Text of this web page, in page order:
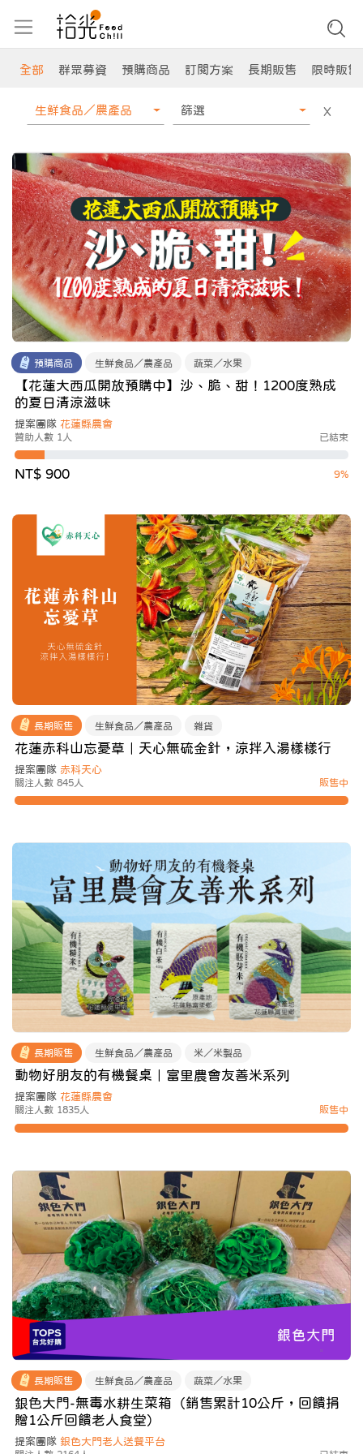
全部 群眾募資 預購商品 訂閱方案 長期販售 限時販售
生鮮食品／農產品 篩選 X
預購商品 生鮮食品／農產品 蔬菜／水果
【花蓮大西瓜開放預購中】沙、脆、甜！1200度熟成
的夏日清涼滋味
提案團隊 花蓮縣農會
贊助人數 1人 已結束
9%
NT$ 900
長期販售 生鮮食品／農產品 雜貨
花蓮赤科山忘憂草｜天心無硫金針，涼拌入湯樣樣行
提案團隊 赤科天心
關注人數 845人 販售中
長期販售 生鮮食品／農產品 米／米製品
動物好朋友的有機餐桌｜富里農會友善米系列
提案團隊 花蓮縣農會
關注人數 1835人 販售中
長期販售 生鮮食品／農產品 蔬菜／水果
銀色大門-無毒水耕生菜箱（銷售累計10公斤，回饋捐
贈1公斤回饋老人食堂）
提案團隊 銀色大門老人送餐平台